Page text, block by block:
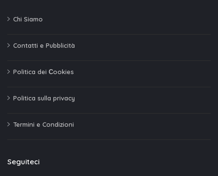
Chi Siamo
Contatti e Pubblicità
Politica dei Сookies
Politica sulla privacy
Termini e Condizioni
Seguiteci